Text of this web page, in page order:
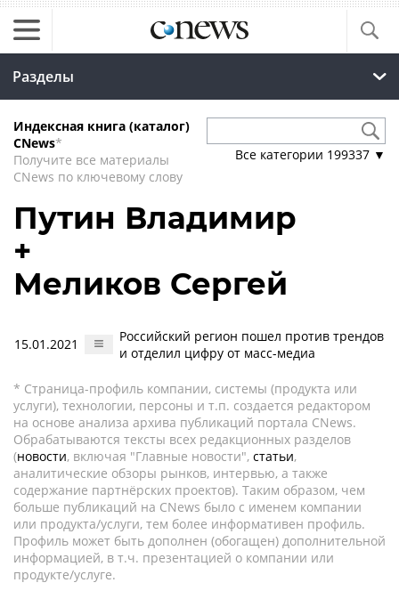
Разделы
Индексная книга (каталог)
CNews*
Получите все материалы
CNews по ключевому слову
Все категории 199337 ▼
Путин Владимир
+
Меликов Сергей
15.01.2021
Российский регион пошел против трендов
и отделил цифру от масс-медиа
* Страница-профиль компании, системы (продукта или
услуги), технологии, персоны и т.п. создается редактором
на основе анализа архива публикаций портала CNews.
Обрабатываются тексты всех редакционных разделов
(новости, включая "Главные новости", статьи,
аналитические обзоры рынков, интервью, а также
содержание партнёрских проектов). Таким образом, чем
больше публикаций на CNews было с именем компании
или продукта/услуги, тем более информативен профиль.
Профиль может быть дополнен (обогащен) дополнительной
информацией, в т.ч. презентацией о компании или
продукте/услуге.